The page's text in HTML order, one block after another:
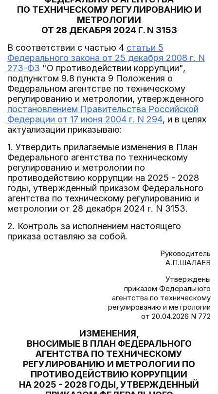
ПО ТЕХНИЧЕСКОМУ РЕГУЛИРОВАНИЮ И
МЕТРОЛОГИИ
ОТ 28 ДЕКАБРЯ 2024 Г. N 3153
В соответствии с частью 4 статьи 5
Федерального закона от 25 декабря 2008 г. N
273-ФЗ "О противодействии коррупции",
подпунктом 9.8 пункта 9 Положения о
Федеральном агентстве по техническому
регулированию и метрологии, утвержденного
постановлением Правительства Российской
Федерации от 17 июня 2004 г. N 294, и в целях
актуализации приказываю:
1. Утвердить прилагаемые изменения в План
Федерального агентства по техническому
регулированию и метрологии по
противодействию коррупции на 2025 - 2028
годы, утвержденный приказом Федерального
агентства по техническому регулированию и
метрологии от 28 декабря 2024 г. N 3153.
2. Контроль за исполнением настоящего
приказа оставляю за собой.
Руководитель
А.П.ШАЛАЕВ
Утверждены
приказом Федерального
агентства по техническому
регулированию и метрологии
от 20.04.2026 N 772
ИЗМЕНЕНИЯ,
ВНОСИМЫЕ В ПЛАН ФЕДЕРАЛЬНОГО
АГЕНТСТВА ПО ТЕХНИЧЕСКОМУ
РЕГУЛИРОВАНИЮ И МЕТРОЛОГИИ ПО
ПРОТИВОДЕЙСТВИЮ КОРРУПЦИИ
НА 2025 - 2028 ГОДЫ, УТВЕРЖДЕННЫЙ